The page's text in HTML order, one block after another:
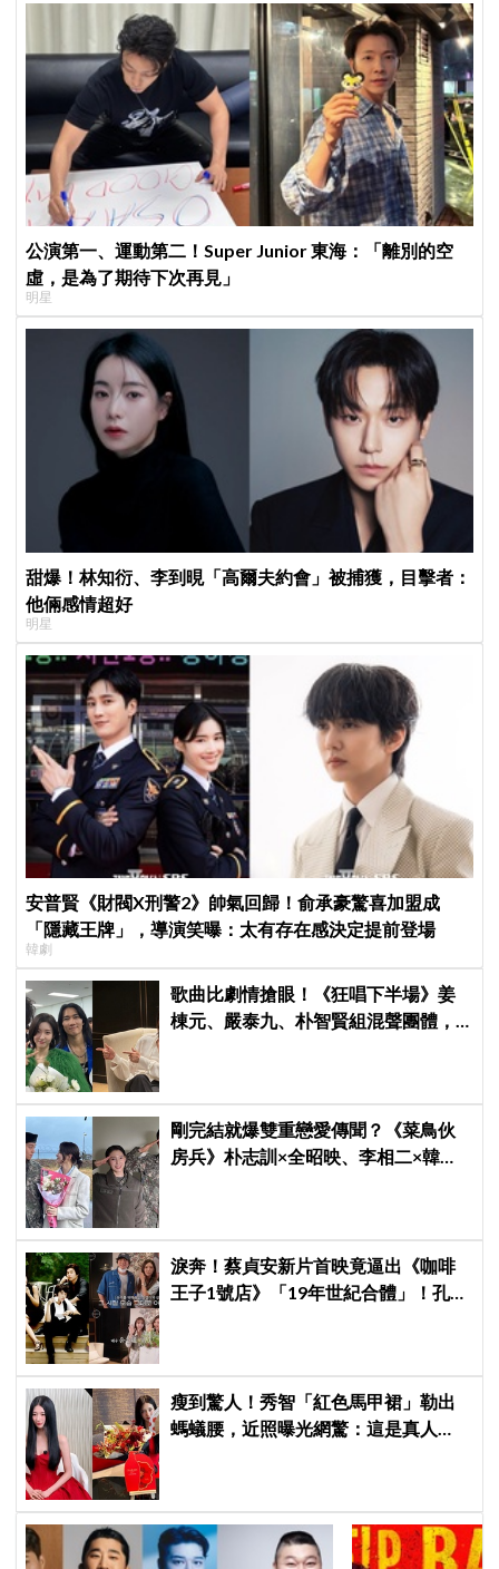
公演第一、運動第二！Super Junior 東海：「離別的空
虛，是為了期待下次再見」
明星
甜爆！林知衍、李到晛「高爾夫約會」被捕獲，目擊者：
他倆感情超好
明星
安普賢《財閥X刑警2》帥氣回歸！俞承豪驚喜加盟成
「隱藏王牌」，導演笑曝：太有存在感決定提前登場
韓劇
歌曲比劇情搶眼！《狂唱下半場》姜
棟元、嚴泰九、朴智賢組混聲團體，
剛完結就爆雙重戀愛傳聞？《菜鳥伙
房兵》朴志訓×全昭映、李相二×韓東
淚奔！蔡貞安新片首映竟逼出《咖啡
王子1號店》「19年世紀合體」！孔
瘦到驚人！秀智「紅色馬甲裙」勒出
螞蟻腰，近照曝光網驚：這是真人